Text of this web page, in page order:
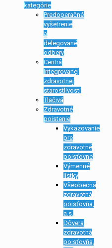
kategórie
Predoperačné
vyšetrenie
a
delegované
odbery
Centrá
integrovanej
zdravotnej
starostlivosti
Tlačivá
Zdravotné
poistenie
Vykazovanie
pre
zdravotné
poisťovne
Výmenné
lístky
Všeobecná
zdravotná
poisťovňa,
a.s.
Dôvera
zdravotná
poisťovňa,